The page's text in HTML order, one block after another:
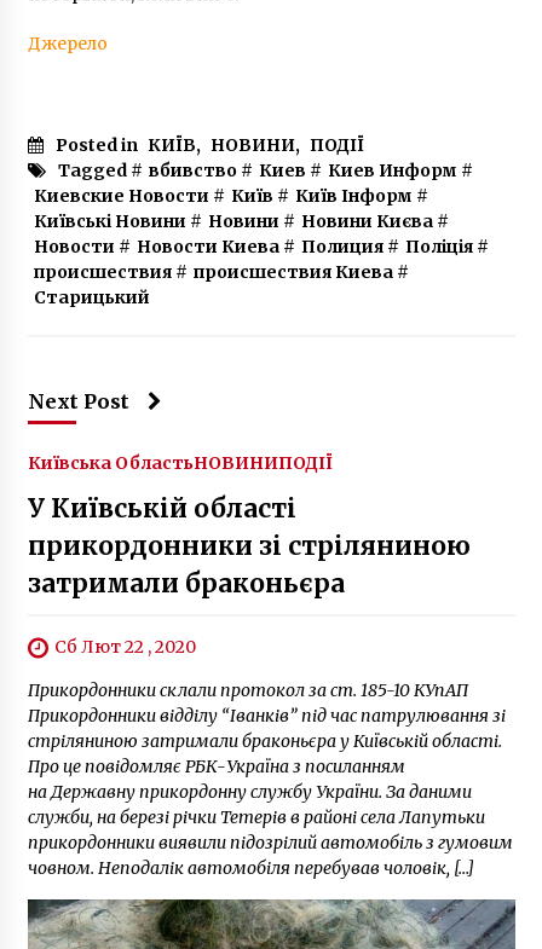
двері
5 років ago
У Києві підлітки знущалися з лежачої бабусі
5 років ago
Джерело
Posted in КИЇВ, НОВИНИ, ПОДІЇ
Tagged # вбивство# Киев # Киев Информ #
Киевские Новости # Київ # Київ Інформ #
Київські Новини # Новини # Новини Києва#
Новости # Новости Киева# Полиция# Поліція#
происшествия# происшествия Киева#
Старицький
Next Post
Київська ОбластьНОВИНИПОДІЇ
У Київській області
прикордонники зі стріляниною
затримали браконьєра
Сб Лют 22 , 2020
Прикордонники склали протокол за ст. 185-10 КУпАП
Прикордонники відділу “Іванків” під час патрулювання зі
стріляниною затримали браконьєра у Київській області.
Про це повідомляє РБК-Україна з посиланням
на Державну прикордонну службу України. За даними
служби, на березі річки Тетерів в районі села Лапутьки
прикордонники виявили підозрілий автомобіль з гумовим
човном. Неподалік автомобіля перебував чоловік, […]